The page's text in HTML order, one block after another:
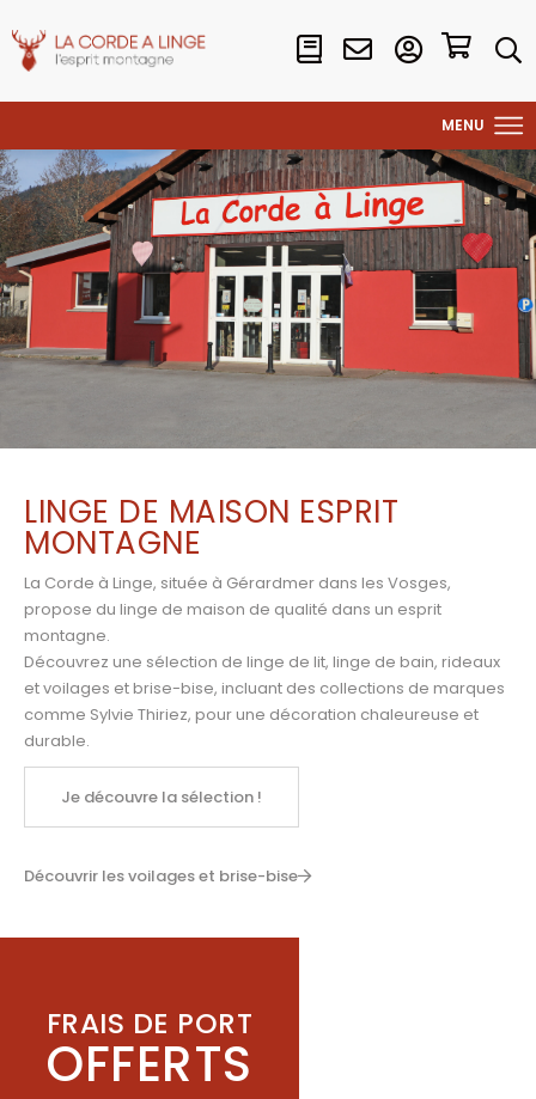
LINGE DE MAISON ESPRIT
MONTAGNE
La Corde à Linge, située à Gérardmer dans les Vosges,
propose du linge de maison de qualité dans un esprit
montagne.
Découvrez une sélection de linge de lit, linge de bain, rideaux
et voilages et brise-bise, incluant des collections de marques
comme Sylvie Thiriez, pour une décoration chaleureuse et
durable.
Je découvre la sélection !
Découvrir les voilages et brise-bise
FRAIS DE PORT
OFFERTS